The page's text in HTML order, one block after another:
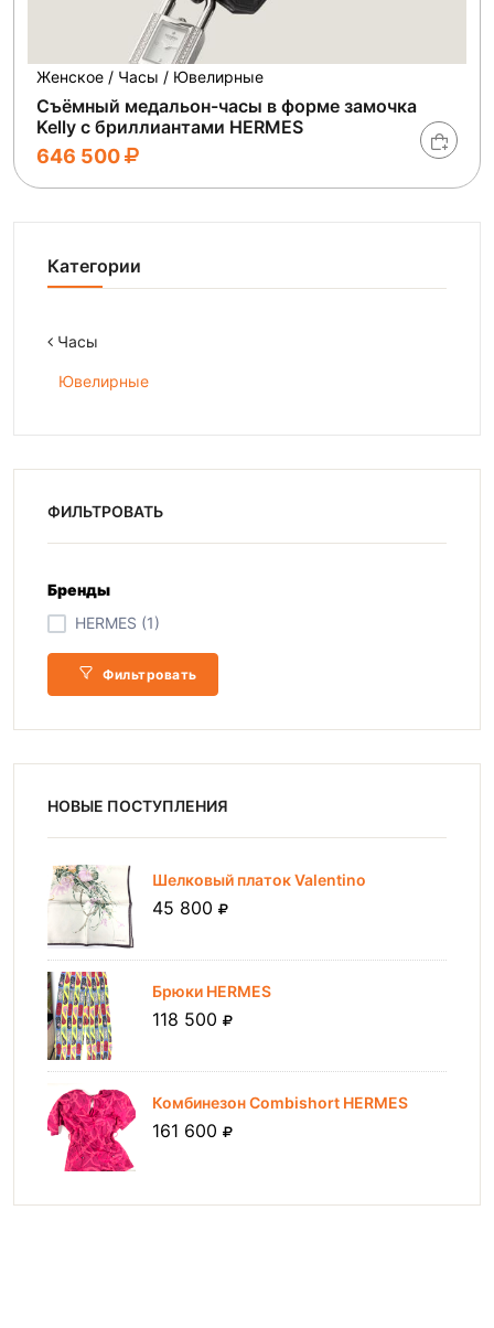
Женское / Часы / Ювелирные
Съёмный медальон-часы в форме замочка
Kelly с бриллиантами HERMES
646 500
Категории
Часы
Ювелирные
ФИЛЬТРОВАТЬ
Бренды
HERMES (1)
Фильтровать
НОВЫЕ ПОСТУПЛЕНИЯ
Шелковый платок Valentino
45 800
Брюки HERMES
118 500
Комбинезон Combishort HERMES
161 600